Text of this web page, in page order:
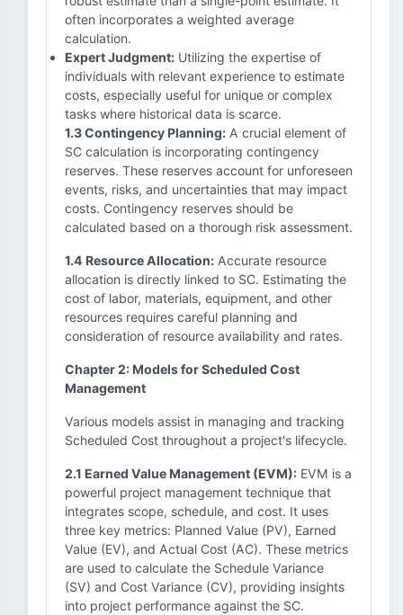
often incorporates a weighted average
calculation.
Expert Judgment: Utilizing the expertise of
individuals with relevant experience to estimate
costs, especially useful for unique or complex
tasks where historical data is scarce.
1.3 Contingency Planning: A crucial element of
SC calculation is incorporating contingency
reserves. These reserves account for unforeseen
events, risks, and uncertainties that may impact
costs. Contingency reserves should be
calculated based on a thorough risk assessment.
1.4 Resource Allocation: Accurate resource
allocation is directly linked to SC. Estimating the
cost of labor, materials, equipment, and other
resources requires careful planning and
consideration of resource availability and rates.
Chapter 2: Models for Scheduled Cost
Management
Various models assist in managing and tracking
Scheduled Cost throughout a project's lifecycle.
2.1 Earned Value Management (EVM): EVM is a
powerful project management technique that
integrates scope, schedule, and cost. It uses
three key metrics: Planned Value (PV), Earned
Value (EV), and Actual Cost (AC). These metrics
are used to calculate the Schedule Variance
(SV) and Cost Variance (CV), providing insights
into project performance against the SC.